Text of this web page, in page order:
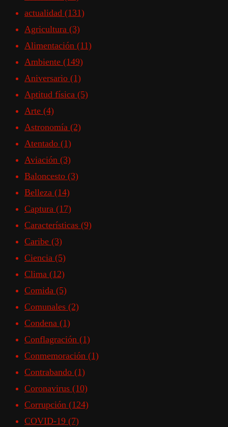
actualidad (131)
Agricultura (3)
Alimentación (11)
Ambiente (149)
Aniversario (1)
Aptitud física (5)
Arte (4)
Astronomía (2)
Atentado (1)
Aviación (3)
Baloncesto (3)
Belleza (14)
Captura (17)
Características (9)
Caribe (3)
Ciencia (5)
Clima (12)
Comida (5)
Comunales (2)
Condena (1)
Conflagración (1)
Conmemoración (1)
Contrabando (1)
Coronavirus (10)
Corrupción (124)
COVID-19 (7)